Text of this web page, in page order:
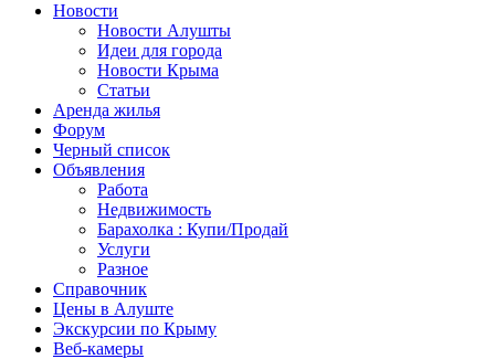
Новости
Новости Алушты
Идеи для города
Новости Крыма
Статьи
Аренда жилья
Форум
Черный список
Объявления
Работа
Недвижимость
Барахолка : Купи/Продай
Услуги
Разное
Справочник
Цены в Алуште
Экскурсии по Крыму
Веб-камеры